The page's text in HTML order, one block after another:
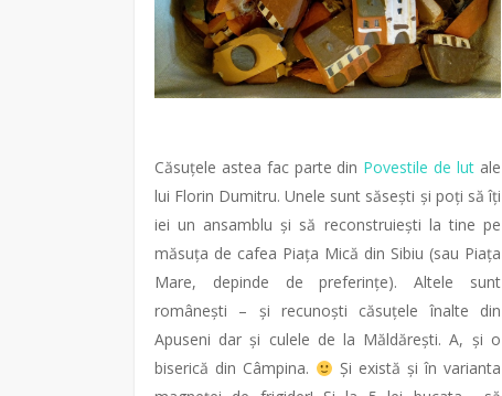
Căsuțele astea fac parte din Povestile de lut ale
lui Florin Dumitru. Unele sunt săsești și poți să îți
iei un ansamblu și să reconstruiești la tine pe
măsuța de cafea Piața Mică din Sibiu (sau Piața
Mare, depinde de preferințe). Altele sunt
românești – și recunoști căsuțele înalte din
Apuseni dar și culele de la Măldărești. A, și o
biserică din Câmpina.
Și există și în varianta